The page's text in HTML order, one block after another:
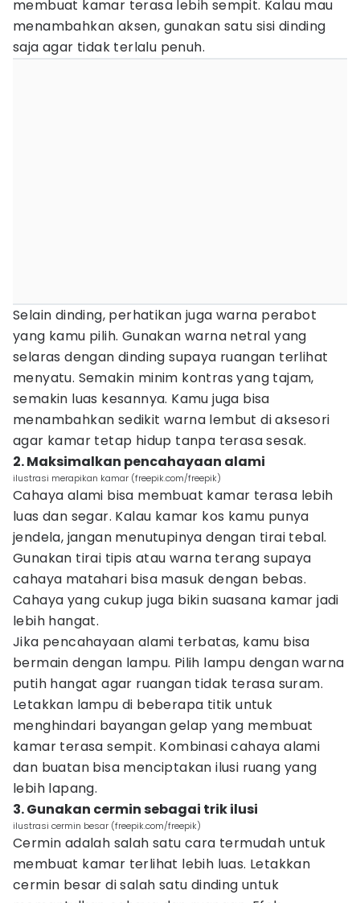
membuat kamar terasa lebih sempit. Kalau mau
menambahkan aksen, gunakan satu sisi dinding
saja agar tidak terlalu penuh.
Selain dinding, perhatikan juga warna perabot
yang kamu pilih. Gunakan warna netral yang
selaras dengan dinding supaya ruangan terlihat
menyatu. Semakin minim kontras yang tajam,
semakin luas kesannya. Kamu juga bisa
menambahkan sedikit warna lembut di aksesori
agar kamar tetap hidup tanpa terasa sesak.
2. Maksimalkan pencahayaan alami
ilustrasi merapikan kamar (freepik.com/freepik)
Cahaya alami bisa membuat kamar terasa lebih
luas dan segar. Kalau kamar kos kamu punya
jendela, jangan menutupinya dengan tirai tebal.
Gunakan tirai tipis atau warna terang supaya
cahaya matahari bisa masuk dengan bebas.
Cahaya yang cukup juga bikin suasana kamar jadi
lebih hangat.
Jika pencahayaan alami terbatas, kamu bisa
bermain dengan lampu. Pilih lampu dengan warna
putih hangat agar ruangan tidak terasa suram.
Letakkan lampu di beberapa titik untuk
menghindari bayangan gelap yang membuat
kamar terasa sempit. Kombinasi cahaya alami
dan buatan bisa menciptakan ilusi ruang yang
lebih lapang.
3. Gunakan cermin sebagai trik ilusi
ilustrasi cermin besar (freepik.com/freepik)
Cermin adalah salah satu cara termudah untuk
membuat kamar terlihat lebih luas. Letakkan
cermin besar di salah satu dinding untuk